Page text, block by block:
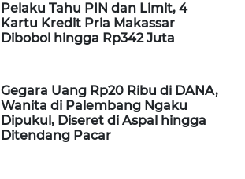
Pelaku Tahu PIN dan Limit, 4
Kartu Kredit Pria Makassar
Dibobol hingga Rp342 Juta
Gegara Uang Rp20 Ribu di DANA,
Wanita di Palembang Ngaku
Dipukul, Diseret di Aspal hingga
Ditendang Pacar